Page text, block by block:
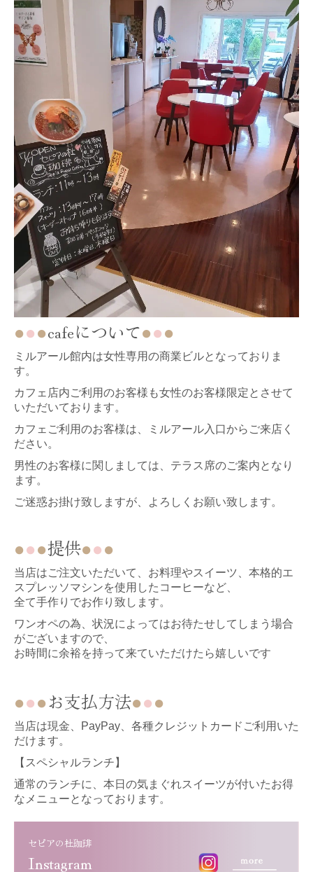
●● ●cafeについて●● ●
ミルアール館内は女性専用の商業ビルとなっておりま
す。
カフェ店内ご利用のお客様も女性のお客様限定とさせて
いただいております。
カフェご利用のお客様は、ミルアール入口からご来店く
ださい。
男性のお客様に関しましては、テラス席のご案内となり
ます。
ご迷惑お掛け致しますが、よろしくお願い致します。
●● ●提供●● ●
当店はご注文いただいて、お料理やスイーツ、本格的エ
スプレッソマシンを使用したコーヒーなど、
全て手作りでお作り致します。
ワンオペの為、状況によってはお待たせしてしまう場合
がございますので、
お時間に余裕を持って来ていただけたら嬉しいです
●● ●お支払方法●● ●
当店は現金、PayPay、各種クレジットカードご利用いた
だけます。
【スペシャルランチ】
通常のランチに、本日の気まぐれスイーツが付いたお得
なメニューとなっております。
セピアの杜珈琲
Instagram